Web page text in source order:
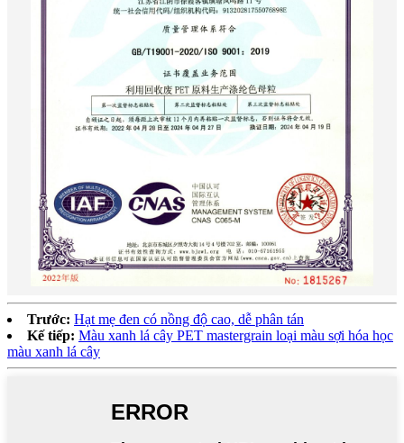
Trước: Hạt mẹ đen có nồng độ cao, dễ phân tán
Kế tiếp: Màu xanh lá cây PET mastergrain loại màu sợi hóa học
màu xanh lá cây